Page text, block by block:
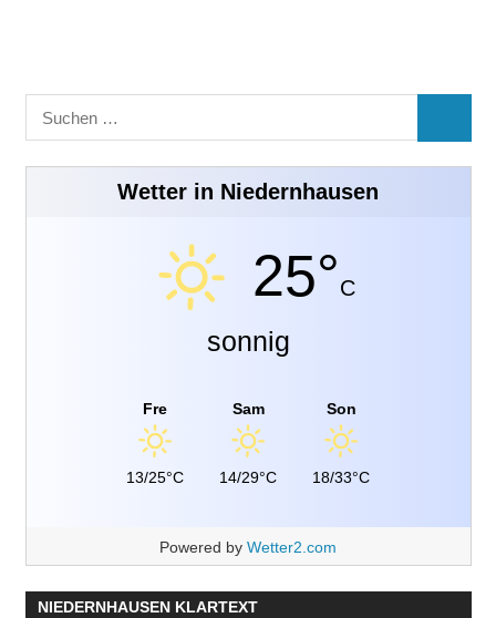
Suchen
nach:
Wetter in Niedernhausen
25°C
sonnig
Fre
13/25°C
Sam
14/29°C
Son
18/33°C
Powered by Wetter2.com
NIEDERNHAUSEN KLARTEXT